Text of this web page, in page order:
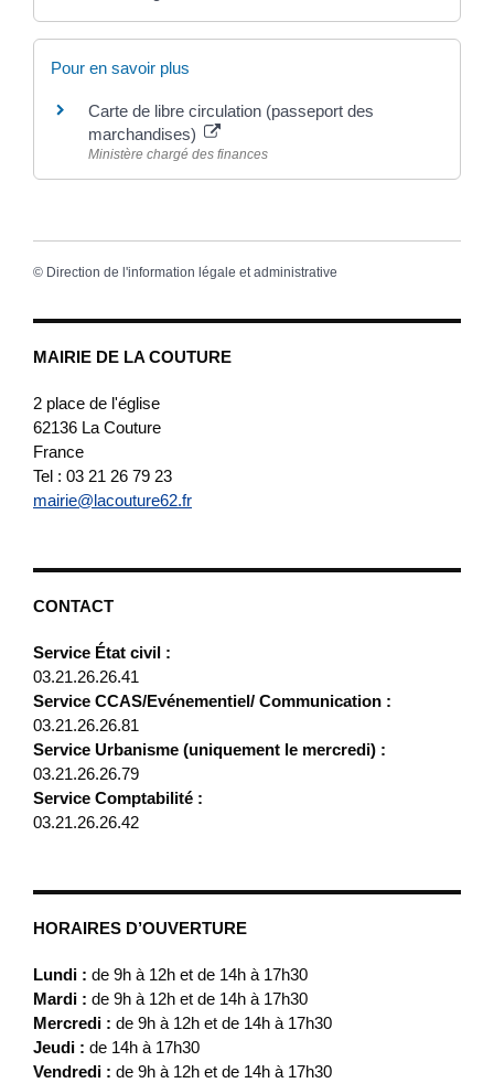
MAIRIE DE LA COUTURE
2 place de l'église
62136 La Couture
France
Tel : 03 21 26 79 23
mairie@lacouture62.fr
CONTACT
Service État civil :
03.21.26.26.41
Service CCAS/Evénementiel/ Communication :
03.21.26.26.81
Service Urbanisme (uniquement le mercredi) :
03.21.26.26.79
Service Comptabilité :
03.21.26.26.42
HORAIRES D’OUVERTURE
Lundi : de 9h à 12h et de 14h à 17h30
Mardi : de 9h à 12h et de 14h à 17h30
Mercredi : de 9h à 12h et de 14h à 17h30
Jeudi : de 14h à 17h30
Vendredi : de 9h à 12h et de 14h à 17h30
Pour en savoir plus
Carte de libre circulation (passeport des
marchandises)
Ministère chargé des finances
© Direction de l'information légale et administrative